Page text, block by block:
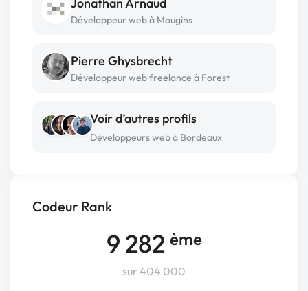
Codeur Rank
9 282 ème
sur 404 000
Jonathan Arnaud
Développeur web à Mougins
Pierre Ghysbrecht
Développeur web freelance à Forest
Voir d’autres profils
Développeurs web à Bordeaux